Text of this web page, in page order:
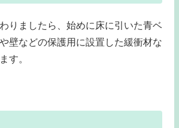
りましたら、始めに床に引いた青ベ
壁などの保護用に設置した緩衝材な
す。